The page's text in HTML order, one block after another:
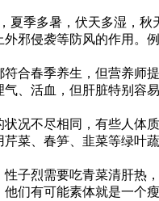
夏季多暑，伏天多湿，秋
邪侵袭等防风的作用。
合春季养生，但营养师
、活血，但肝脏特别容
况不尽相同，有些人体
菜、春笋、韭菜等绿叶蔬
子烈需要吃青菜清肝热
们有可能素体就是一个